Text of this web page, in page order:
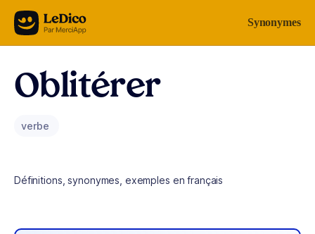
Aller au contenu Synonymes
Oblitérer
verbe
Définitions, synonymes, exemples en français